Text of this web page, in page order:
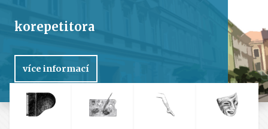
korepetitora
více informací